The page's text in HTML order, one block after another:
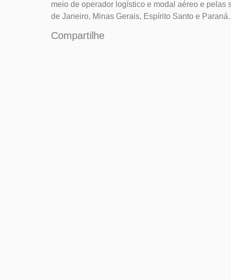
meio de operador logístico e modal aéreo e
de Janeiro, Minas Gerais, Espírito Santo e Paraná.
Compartilhe